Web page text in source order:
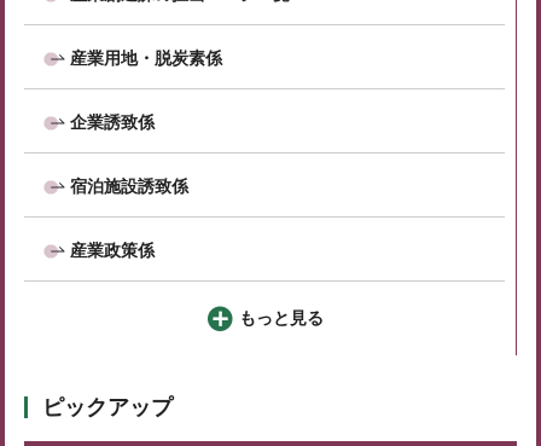
産業用地・脱炭素係
企業誘致係
宿泊施設誘致係
産業政策係
もっと見る
ピックアップ